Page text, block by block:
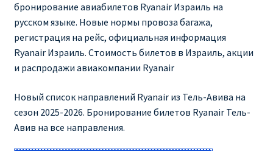
Милан
Париж
ПРАВИЛА РЕГИСТРАЦИИ
ПРИЛОЖЕНИЕ RYANAIR НА РУССКОМ
бронирование авиабилетов Ryanair Израиль на
русском языке. Новые нормы провоза багажа,
регистрация на рейс, официальная информация
Ryanair Израиль. Стоимость билетов в Израиль, акции
и распродажи авиакомпании Ryanair
Новый список направлений Ryanair из Тель-Авива на
сезон 2025-2026. Бронирование билетов Ryanair Тель-
Авив на все направления.